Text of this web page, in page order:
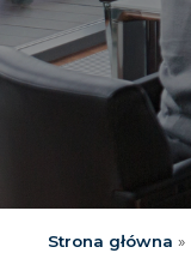
Strona główna »